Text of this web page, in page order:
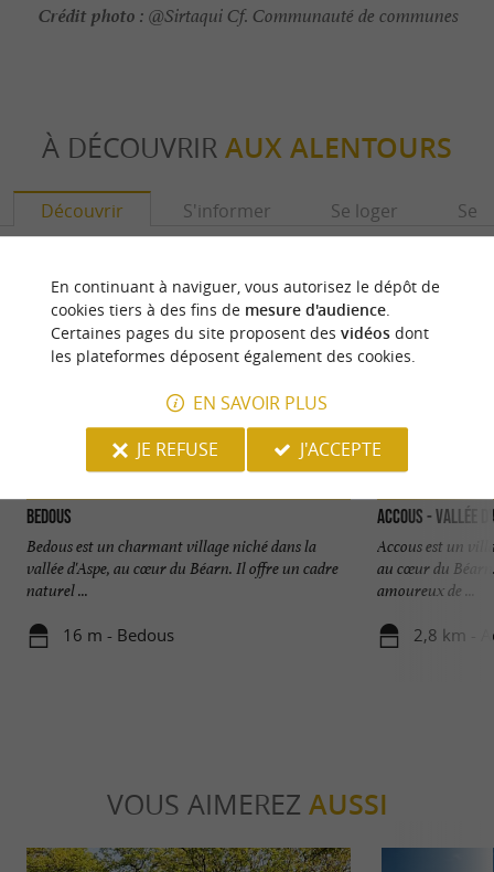
Crédit photo : @Sirtaqui Cf. Communauté de communes
À DÉCOUVRIR AUX ALENTOURS
Découvrir S'informer Se loger Se
Bedous
Bedous est un charmant village niché dans la
vallée d'Aspe, au cœur du Béarn. Il offre un cadre
naturel ...
16 m - Bedous
Accous - Vallée
Accous est un
au cœur du
amoureux de ...
2,8 km -
VOUS AIMEREZ AUSSI
En continuant à naviguer, vous autorisez le dépôt de
cookies tiers à des fins de mesure d'audience.
Certaines pages du site proposent des vidéosdont
les plateformes déposent également des cookies.
EN SAVOIR PLUS
JE REFUSE
J'ACCEPTE